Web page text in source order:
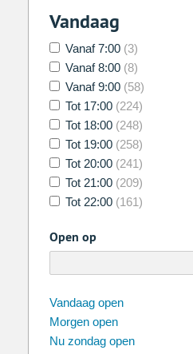
Vandaag
Vanaf 7:00 (3)
Vanaf 8:00 (8)
Vanaf 9:00 (58)
Tot 17:00 (224)
Tot 18:00 (248)
Tot 19:00 (258)
Tot 20:00 (241)
Tot 21:00 (209)
Tot 22:00 (161)
Open op
Zo Ma
26 27
Vandaag open
Morgen open
Nu zondag open